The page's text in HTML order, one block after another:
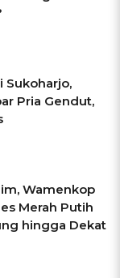
Sukoharjo,
Pria Gendut,
Wamenkop
Merah Putih
hingga Dekat